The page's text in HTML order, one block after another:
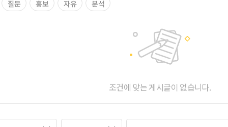
질문 홍보 자유 분석
조건에 맞는 게시글이 없습니다.